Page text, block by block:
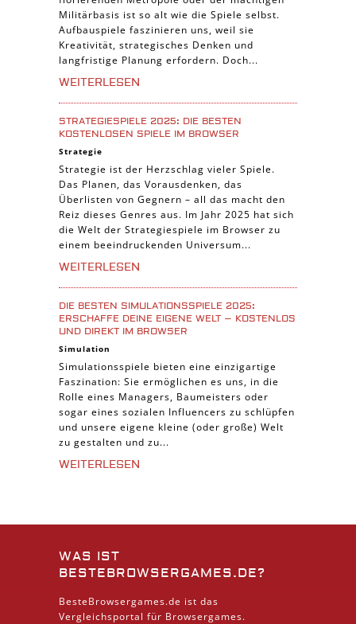
Militärbasis ist so alt wie die Spiele selbst.
Aufbauspiele faszinieren uns, weil sie
Kreativität, strategisches Denken und
langfristige Planung erfordern. Doch...
WEITERLESEN
STRATEGIESPIELE 2025: DIE BESTEN
KOSTENLOSEN SPIELE IM BROWSER
Strategie
Strategie ist der Herzschlag vieler Spiele.
Das Planen, das Vorausdenken, das
Überlisten von Gegnern – all das macht den
Reiz dieses Genres aus. Im Jahr 2025 hat sich
die Welt der Strategiespiele im Browser zu
einem beeindruckenden Universum...
WEITERLESEN
DIE BESTEN SIMULATIONSSPIELE 2025:
ERSCHAFFE DEINE EIGENE WELT – KOSTENLOS
UND DIREKT IM BROWSER
Simulation
Simulationsspiele bieten eine einzigartige
Faszination: Sie ermöglichen es uns, in die
Rolle eines Managers, Baumeisters oder
sogar eines sozialen Influencers zu schlüpfen
und unsere eigene kleine (oder große) Welt
zu gestalten und zu...
WEITERLESEN
WAS IST
BESTEBROWSERGAMES.DE?
BesteBrowsergames.de ist das
Vergleichsportal für Browsergames.